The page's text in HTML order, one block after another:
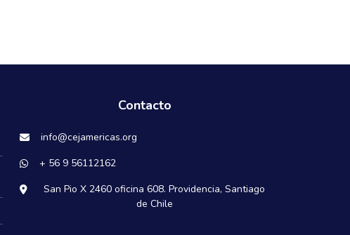
Contacto
info@cejamericas.org
+ 56 9 56112162
San Pio X 2460 oficina 608. Providencia, Santiago
de Chile